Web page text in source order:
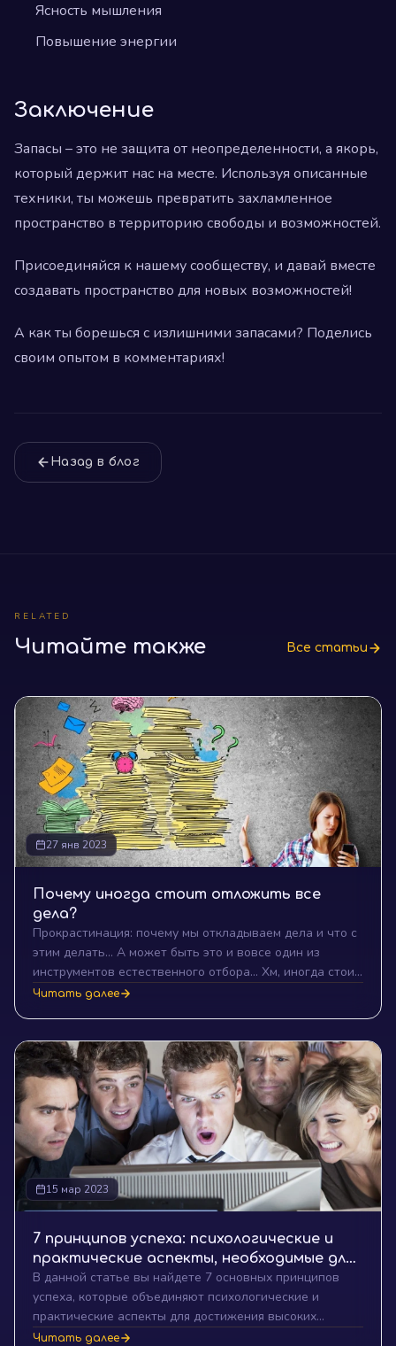
Ясность мышления
Повышение энергии
Заключение
Запасы – это не защита от неопределенности, а якорь,
который держит нас на месте. Используя описанные
техники, ты можешь превратить захламленное
пространство в территорию свободы и возможностей.
Присоединяйся к нашему сообществу, и давай вместе
создавать пространство для новых возможностей!
А как ты борешься с излишними запасами? Поделись
своим опытом в комментариях!
Назад в блог
RELATED
Читайте также Все статьи
27 янв 2023
Почему иногда стоит отложить все
дела?
Прокрастинация: почему мы откладываем дела и что с
этим делать... А может быть это и вовсе один из
инструментов естественного отбора... Хм, иногда стоит
признаться себе в том, что откладывание дел на потом
Читать далее
15 мар 2023
7 принципов успеха: психологические и
практические аспекты, необходимые для
достижения высоких результатов в жизни
В данной статье вы найдете 7 основных принципов
успеха, которые объединяют психологические и
практические аспекты для достижения высоких
результатов в жизни. Узнайте о важности
Читать далее